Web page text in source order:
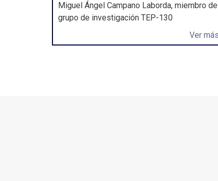
Miguel Ángel Campano Laborda, miembro
grupo de investigación TEP-130
Ver